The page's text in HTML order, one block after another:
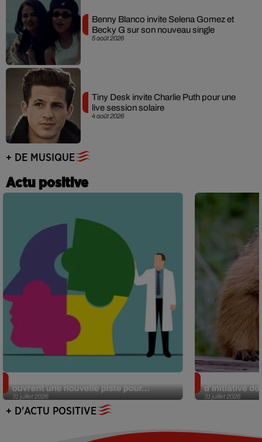
5 août 2026
Benny Blanco invite Selena Gomez et
Becky G sur son nouveau single
4 août 2026
Tiny Desk invite Charlie Puth pour une
live session solaire
+ DE MUSIQUE
Actu positive
31 juillet 2026
ouvrent une nouvelle piste pour...
31 juillet 2026
d’initiative
+ D'ACTU POSITIVE